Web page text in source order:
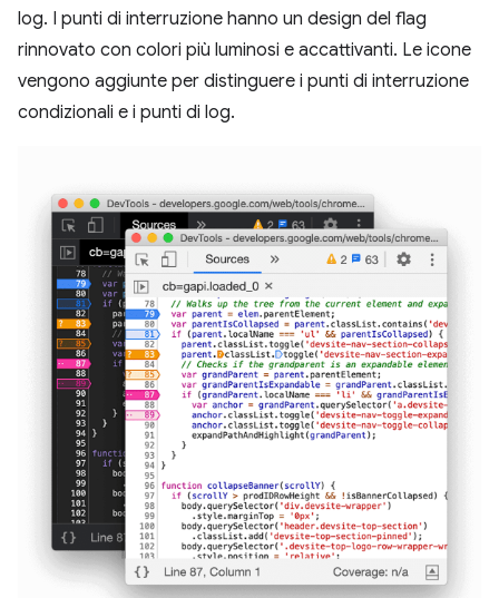
log. I punti di interruzione hanno un design del flag
rinnovato con colori più luminosi e accattivanti. Le icone
vengono aggiunte per distinguere i punti di interruzione
condizionali e i punti di log.